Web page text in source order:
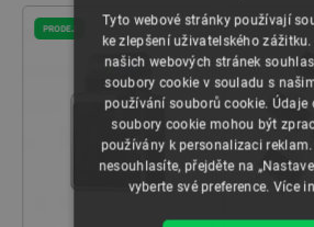
PRODEJ
PRODEJ
Tyto webové stránky používají
ke zlepšení uživatelského
našich webových stránek
soubory cookie v souladu s
používání souborů cookie. Údaje
soubory cookie mohou být
používány k personalizaci
nesouhlasíte, přejděte na
vyberte své preference. Více